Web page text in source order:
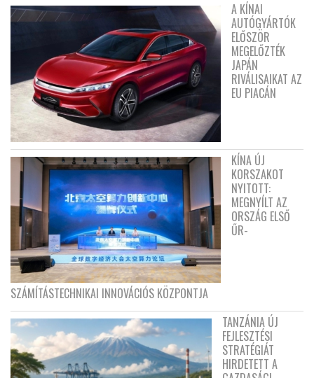
A KÍNAI
AUTÓGYÁRTÓK
ELŐSZÖR
MEGELŐZTÉK
JAPÁN
RIVÁLISAIKAT AZ
EU PIACÁN
KÍNA ÚJ
KORSZAKOT
NYITOTT:
MEGNYÍLT AZ
ORSZÁG ELSŐ
ŰR-
SZÁMÍTÁSTECHNIKAI INNOVÁCIÓS KÖZPONTJA
TANZÁNIA ÚJ
FEJLESZTÉSI
STRATÉGIÁT
HIRDETETT A